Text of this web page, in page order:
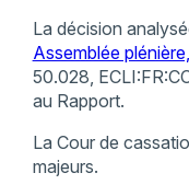
La décision
Assemblée
50.028,
au Rapport.
La Cour de
majeurs.